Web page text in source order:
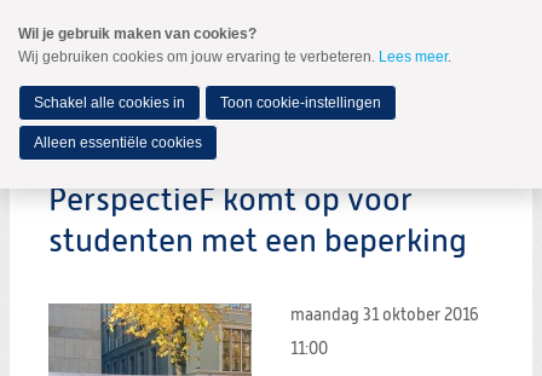
naar
Spring
de
inhoud
Spring
naar
hoofdmenu
MENU
PerspectieF komt op voor
studenten met een beperking
maandag 31 oktober 2016
11:00
Wil je gebruik maken van cookies?
Wij gebruiken cookies om jouw ervaring te verbeteren. Lees meer.
Schakel alle cookies in Toon cookie-instellingen
Alleen essentiële cookies